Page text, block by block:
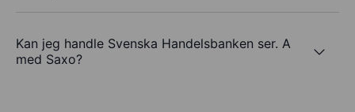
Kan jeg handle Svenska Handelsbanken ser. A
med Saxo?